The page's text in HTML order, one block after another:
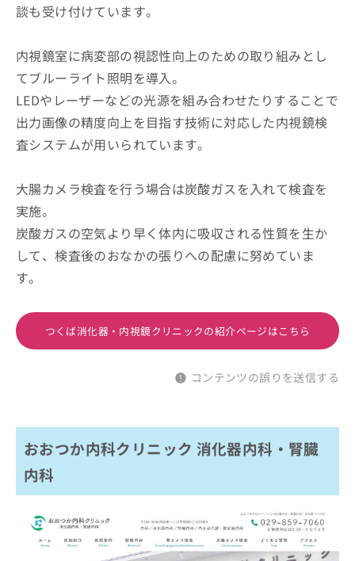
談も受け付けています。
内視鏡室に病変部の視認性向上のための取り組みとし
てブルーライト照明を導入。
LEDやレーザーなどの光源を組み合わせたりすることで
出力画像の精度向上を目指す技術に対応した内視鏡検
査システムが用いられています。
大腸カメラ検査を行う場合は炭酸ガスを入れて検査を
実施。
炭酸ガスの空気より早く体内に吸収される性質を生か
して、検査後のおなかの張りへの配慮に努めていま
す。
つくば消化器・内視鏡クリニックの紹介ページはこちら
コンテンツの誤りを送信する
おおつか内科クリニック 消化器内科・腎臓
内科